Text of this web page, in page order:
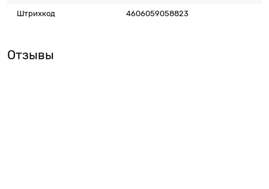
Штрихкод 4606059058823
Отзывы